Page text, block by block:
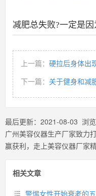
减肥总失败?一定是
上一篇： 硬拉后身体出
下一篇： 关于健身和减
最后更新： 2021-08-03 浏览
广州美容仪器生产厂家致力
赢获利，走上美容仪器厂家精
相关文章
警惕女性开始衰老的